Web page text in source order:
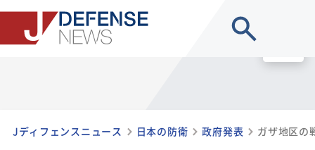
Jディフェンスニュース 日本の防衛 政府発表